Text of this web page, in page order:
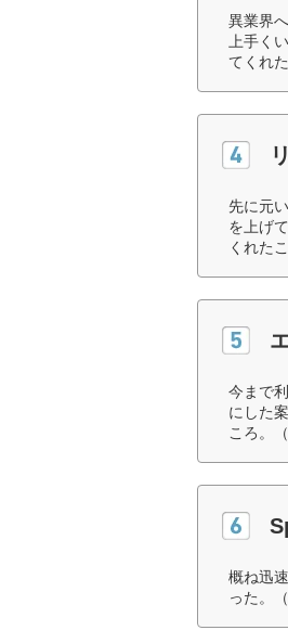
異業界
上手く
てくれ
先に元
を上げ
くれた
今まで
にした
ころ。
概ね迅
った。